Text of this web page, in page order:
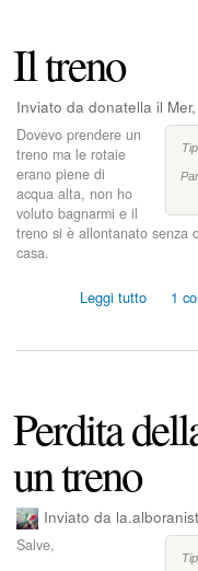
r
e
e
a
g
r
b
a
Il treno
Inviato da donatella il
Dovevo prendere un
treno ma le rotaie
erano piene di
acqua alta, non ho
voluto bagnarmi e il
treno si è allontanato senza
casa.
Leggi tutto
l
e
n
1
Perdita
un treno
Inviato da
Salve,